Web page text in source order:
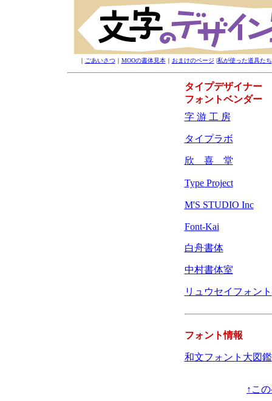
｜ ごあいさつ｜ MOOの書体見本｜ おまけのページ |私が使った道具たち
タイプデザイナー
フォントベンダー
字 游 工 房
タイプラボ
欣 喜 堂
Type Project
M'S STUDIO Inc
Font-Kai
白舟書体
中村書体室
リュウセイフォント
フォント情報
和文フォント大図鑑
↑こ